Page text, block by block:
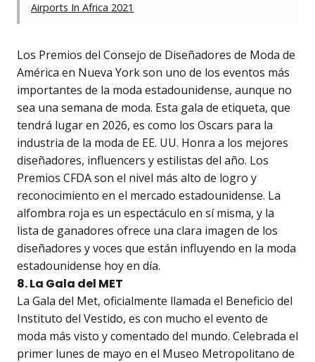
Airports In Africa 2021
Los Premios del Consejo de Diseñadores de Moda de
América en Nueva York son uno de los eventos más
importantes de la moda estadounidense, aunque no
sea una semana de moda. Esta gala de etiqueta, que
tendrá lugar en 2026, es como los Oscars para la
industria de la moda de EE. UU. Honra a los mejores
diseñadores, influencers y estilistas del año. Los
Premios CFDA son el nivel más alto de logro y
reconocimiento en el mercado estadounidense. La
alfombra roja es un espectáculo en sí misma, y la
lista de ganadores ofrece una clara imagen de los
diseñadores y voces que están influyendo en la moda
estadounidense hoy en día.
8. La Gala del MET
La Gala del Met, oficialmente llamada el Beneficio del
Instituto del Vestido, es con mucho el evento de
moda más visto y comentado del mundo. Celebrada el
primer lunes de mayo en el Museo Metropolitano de